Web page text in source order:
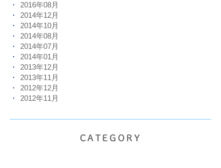
2016年08月
2014年12月
2014年10月
2014年08月
2014年07月
2014年01月
2013年12月
2013年11月
2012年12月
2012年11月
CATEGORY